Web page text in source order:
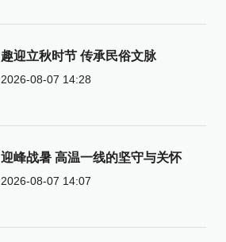
趣迎立秋时节 传承民俗文脉
2026-08-07 14:28
迎峰战暑 高温一线的坚守与关怀
2026-08-07 14:07